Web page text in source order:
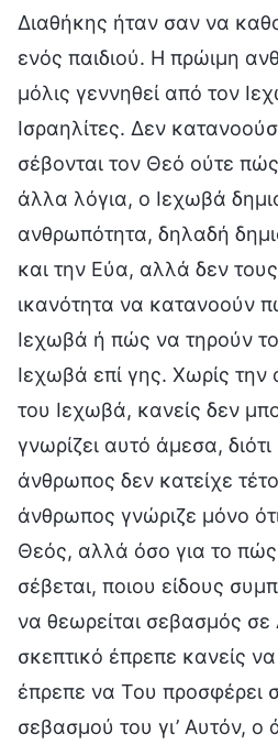
Διαθήκης ήταν σαν να
ενός παιδιού. Η πρώιμη
μόλις γεννηθεί από τον
Ισραηλίτες. Δεν
σέβονται τον Θεό ούτε
άλλα λόγια, ο Ιεχωβά
ανθρωπότητα, δηλαδή
και την Εύα, αλλά δεν
ικανότητα να κατανοούν
Ιεχωβά ή πώς να τηρούν
Ιεχωβά επί γης. Χωρίς
του Ιεχωβά, κανείς δεν
γνωρίζει αυτό άμεσα,
άνθρωπος δεν κατείχε
άνθρωπος γνώριζε μόνο
Θεός, αλλά όσο για το
σέβεται, ποιου είδους
να θεωρείται σεβασμός σε
σκεπτικό έπρεπε κανείς
έπρεπε να Του προσφέρει
σεβασμού του γι’ Αυτόν, ο